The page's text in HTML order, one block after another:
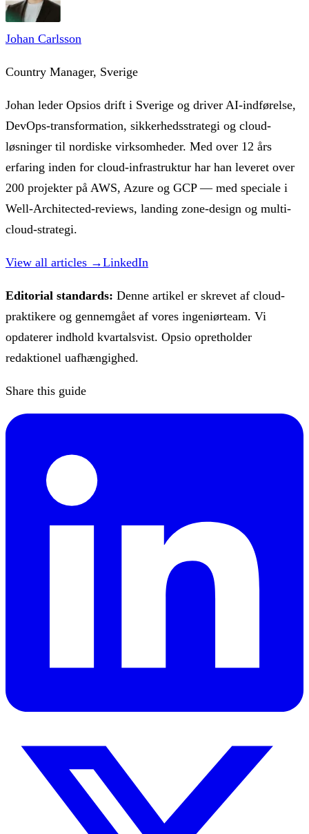
Johan Carlsson
Country Manager, Sverige
Johan leder Opsios drift i Sverige og driver AI-indførelse,
DevOps-transformation, sikkerhedsstrategi og cloud-
løsninger til nordiske virksomheder. Med over 12 års
erfaring inden for cloud-infrastruktur har han leveret over
200 projekter på AWS, Azure og GCP — med speciale i
Well-Architected-reviews, landing zone-design og multi-
cloud-strategi.
View all articles →LinkedIn
Editorial standards: Denne artikel er skrevet af cloud-
praktikere og gennemgået af vores ingeniørteam. Vi
opdaterer indhold kvartalsvist. Opsio opretholder
redaktionel uafhængighed.
Share this guide